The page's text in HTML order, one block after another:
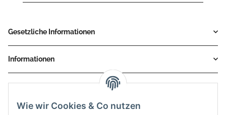
Wie wir Cookies & Co nutzen
Gesetzliche Informationen
Informationen